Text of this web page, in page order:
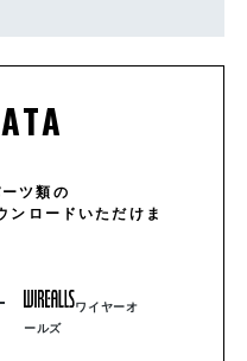
ツ類の
ロードいただけま
ワイヤーオ
ールズ